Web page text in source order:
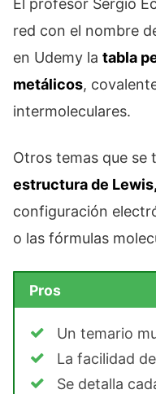
El profesor Sergio
red con el nombre
en Udemy la tabla
metálicos,
intermoleculares.
Otros temas que se
estructura de
configuración
o las fórmulas
Pros
Un temario
La facilidad
Se detalla